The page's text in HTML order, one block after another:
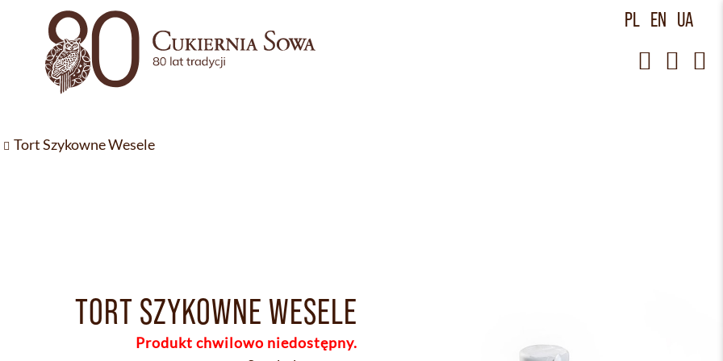
PL EN UA
Tort Szykowne Wesele
TORT SZYKOWNE WESELE
Produkt chwilowo niedostępny.